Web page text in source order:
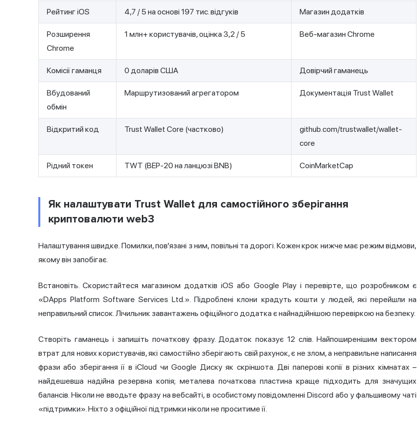
Рейтинг iOS 4,7 / 5 на основі 197 тис. відгуків Магазин додатків
Розширення
Chrome
1 млн+ користувачів, оцінка 3,2 / 5 Веб-магазин Chrome
Комісії гаманця 0 доларів США Довірчий гаманець
Вбудований
обмін
Маршрутизований агрегатором Документація Trust Wallet
Відкритий код Trust Wallet Core (частково)
github.com/trustwallet/wallet-
core
Рідний токен TWT (BEP-20 на ланцюзі BNB) CoinMarketCap
Як налаштувати Trust Wallet для самостійного зберігання
криптовалюти web3
Налаштування швидке. Помилки, пов'язані з ним, повільні та дорогі. Кожен крок нижче має режим відмови,
якому він запобігає.
Встановіть. Скористайтеся магазином додатків iOS або Google Play і перевірте, що розробником є
«DApps Platform Software Services Ltd.». Підроблені клони крадуть кошти у людей, які перейшли на
неправильний список. Лічильник завантажень офіційного додатка є найнадійнішою перевіркою на безпеку.
Створіть гаманець і запишіть початкову фразу. Додаток показує 12 слів. Найпоширенішим вектором
втрат для нових користувачів, які самостійно зберігають свій рахунок, є не злом, а неправильне написання
фрази або зберігання її в iCloud чи Google Диску як скріншота. Дві паперові копії в різних кімнатах –
найдешевша надійна резервна копія; металева початкова пластина краще підходить для значущих
балансів. Ніколи не вводьте фразу на вебсайті, в особистому повідомленні Discord або у фальшивому чаті
«підтримки». Ніхто з офіційної підтримки ніколи не проситиме її.